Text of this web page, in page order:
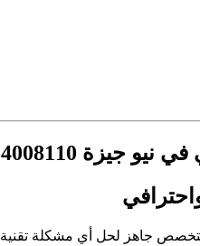
جاهز لحل أي مشكلة تقنية